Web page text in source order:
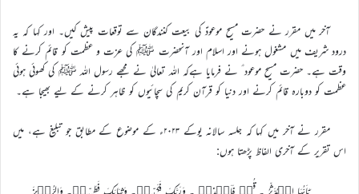
آخر میں مقرر نے حضرت مسیح موعودؑ کی بیعت کنندگان سے توقعات پیش کیں۔ اور کہا کہ یہ
درود شریف میں مشغول ہونے اور اسلام اور آنحضرت ﷺ کی عزت و عظمت کو قائم کرنے کا
وقت ہے۔ حضرت مسیح موعود ؑ نے فرمایا ہےکہ اللہ تعالیٰ نے مجھے رسول اللہ ﷺ کی کھوئی ہوئی
عظمت کو دوبارہ قائم کرنے اور دنیا کو قرآن کریم کی سچائیوں کو ظاہر کرنے کے لیے بھیجا ہے۔
مقرر نے آخر میں کہا کہ جلسہ سالانہ یوکے ۲۰۲۳ء کے موضوع کے مطابق جو تبلیغ ہے، میں
اس تقریر کے آخری الفاظ پڑھتا ہوں:
یٰۤاَیُّہَا الۡمُدَّثِّرُ ۔ قُمۡ فَاَنۡذِرۡ ۔ وَرَبَّکَ فَکَبِّرۡ۔ وَثِیَابَکَ فَطَہِّرۡ۔ وَالرُّجۡزَ